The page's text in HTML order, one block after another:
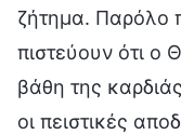
ζήτημα. Παρόλο
πιστεύουν ότι ο
βάθη της
οι πειστικές